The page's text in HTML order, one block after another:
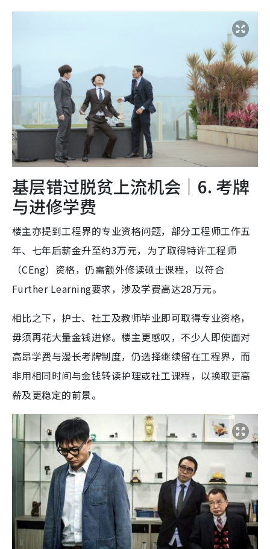
基层错过脱贫上流机会｜6. 考牌
与进修学费
楼主亦提到工程界的专业资格问题，部分工程师工作五
年、七年后薪金升至约3万元，为了取得特许工程师
（CEng）资格，仍需额外修读硕士课程，以符合
Further Learning要求，涉及学费高达28万元。
相比之下，护士、社工及教师毕业即可取得专业资格，
毋须再花大量金钱进修。楼主更感叹，不少人即使面对
高昂学费与漫长考牌制度，仍选择继续留在工程界，而
非用相同时间与金钱转读护理或社工课程，以换取更高
薪及更稳定的前景。